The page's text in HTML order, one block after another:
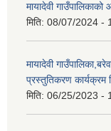
मायादेवी
मिति: 08/07/2024 -
मायादेवी
प्रस्तुतिकरण
मिति: 06/25/2023 -